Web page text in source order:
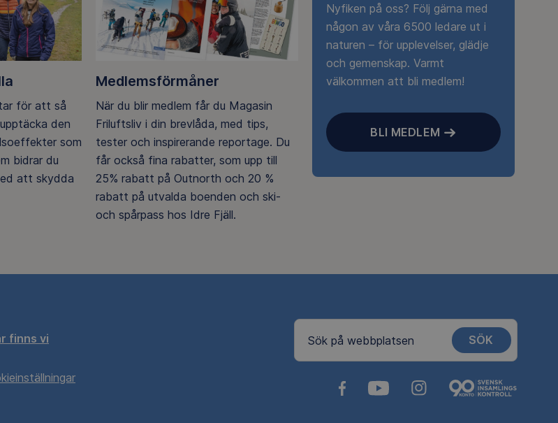
för att så
den
som
bidrar du
att skydda
Medlemsförmåner
När du blir medlem får du Magasin
Friluftsliv i din brevlåda, med tips,
tester och inspirerande reportage. Du
får också fina rabatter, som upp till
25% rabatt på Outnorth och 20 %
rabatt på utvalda boenden och ski-
och spårpass hos Idre Fjäll.
Nyfiken på oss? Följ gärna med
någon av våra 6500 ledare ut i
naturen – för upplevelser, glädje
och gemenskap. Varmt
välkommen att bli medlem!
BLI MEDLEM
finns vi Sök på webbplatsen SÖK